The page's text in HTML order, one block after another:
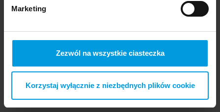
Marketing
Zezwól na wszystkie ciasteczka
Korzystaj wyłącznie z niezbędnych plików cookie